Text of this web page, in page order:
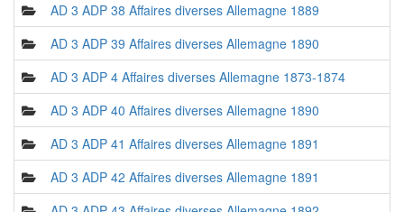
AD 3 ADP 38 Affaires diverses Allemagne 1889
AD 3 ADP 39 Affaires diverses Allemagne 1890
AD 3 ADP 4 Affaires diverses Allemagne 1873-1874
AD 3 ADP 40 Affaires diverses Allemagne 1890
AD 3 ADP 41 Affaires diverses Allemagne 1891
AD 3 ADP 42 Affaires diverses Allemagne 1891